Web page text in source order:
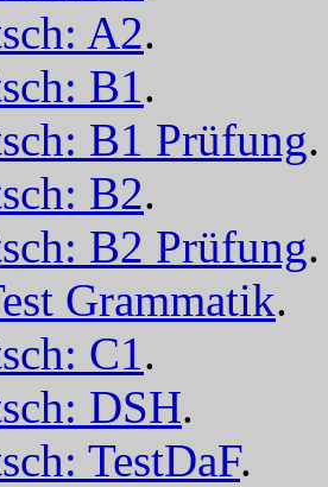
A2.
B1.
B1 Prüfung.
B2.
B2 Prüfung.
Grammatik.
C1.
DSH.
TestDaF.